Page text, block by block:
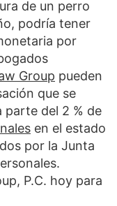
de un perro
podría tener
por
Group pueden
que se
parte del 2 % de
en el estado
por la Junta
P.C. hoy para